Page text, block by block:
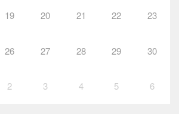
19 20 21 22 23
26 27 28 29 30
2 3 4 5 6